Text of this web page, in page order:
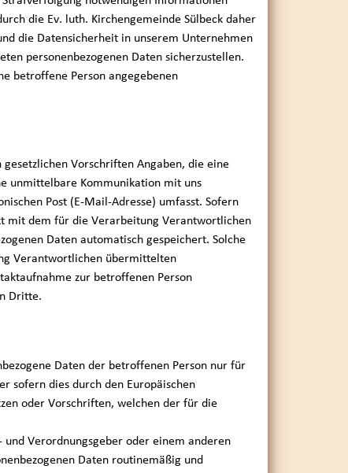
die Ev. luth. Kirchengemeinde Sülbeck daher
die Datensicherheit in unserem Unternehmen
personenbezogenen Daten sicherzustellen.
betroffene Person angegebenen
Vorschriften Angaben, die eine
unmittelbare Kommunikation mit uns
Post (E-Mail-Adresse) umfasst. Sofern
mit dem für die Verarbeitung Verantwortlichen
Daten automatisch gespeichert. Solche
Verantwortlichen übermittelten
zur betroffenen Person
Dritte.
Daten der betroffenen Person nur für
sofern dies durch den Europäischen
oder Vorschriften, welchen der für die
Verordnungsgeber oder einem anderen
Daten routinemäßig und